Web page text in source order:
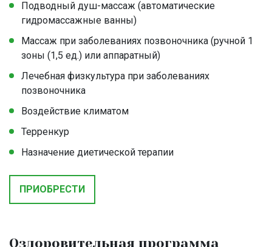
Подводный душ-массаж (автоматические
гидромассажные ванны)
Массаж при заболеваниях позвоночника (ручной 1
зоны (1,5 ед.) или аппаратный)
Лечебная физкультура при заболеваниях
позвоночника
Воздействие климатом
Терренкур
Назначение диетической терапии
ПРИОБРЕСТИ
Оздоровительная программа